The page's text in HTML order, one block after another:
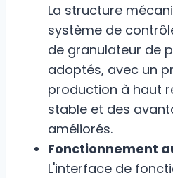
La structure
système de
de granulateur de
adoptés, avec un
production à haut
stable et des
améliorés.
Fonctionnement
L'interface de